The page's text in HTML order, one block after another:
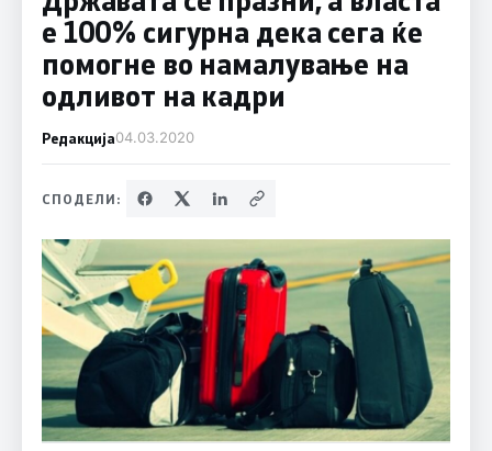
е 100% сигурна дека сега ќе
помогне во намалување на
одливот на кадри
Редакција04.03.2020
СПОДЕЛИ: